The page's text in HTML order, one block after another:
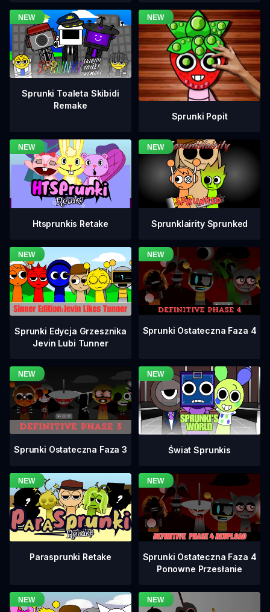
Sprunki Toaleta Skibidi
Remake
Sprunki Popit
Htsprunkis Retake Sprunklairity Sprunked
Sprunki Edycja Grzesznika
Jevin Lubi Tunner
Sprunki Ostateczna Faza 4
Sprunki Ostateczna Faza 3 Świat Sprunkis
Parasprunki Retake
Sprunki Ostateczna Faza 4
Ponowne Przesłanie